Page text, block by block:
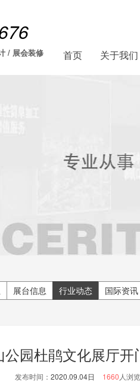
/ 展会装修 首页 关于我们
展台信息 行业动态 国际资讯
公园杜鹃文化展厅开
发布时间： 2020.09.04日 1660 人浏